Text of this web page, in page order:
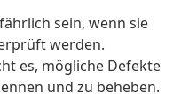
sein, wenn sie
werden.
es, mögliche Defekte
und zu beheben.